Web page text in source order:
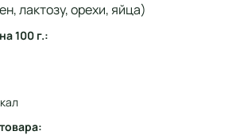
лактозу, орехи, яйца)
100 г.: